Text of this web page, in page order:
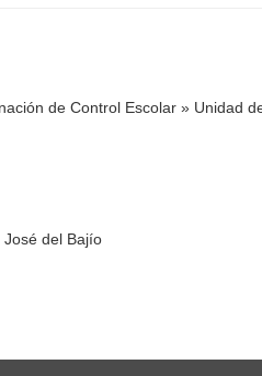
de Control Escolar » Unidad
José del Bajío